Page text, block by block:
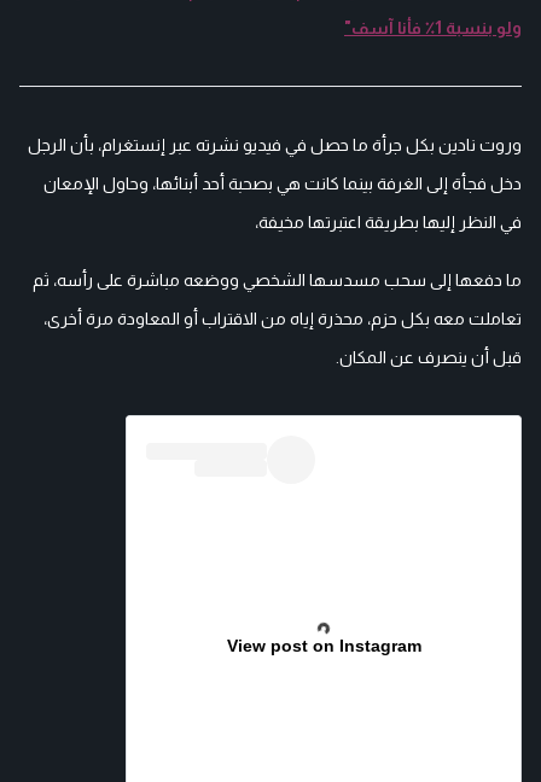
ولو بنسبة 1٪ فأنا آسف"
وروت نادين بكل جرأة ما حصل في فيديو نشرته عبر إنستغرام، بأن الرجل
دخل فجأة إلى الغرفة بينما كانت هي بصحبة أحد أبنائها، وحاول الإمعان
في النظر إليها بطريقة اعتبرتها مخيفة،
ما دفعها إلى سحب مسدسها الشخصي ووضعه مباشرة على رأسه، ثم
تعاملت معه بكل حزم، محذرة إياه من الاقتراب أو المعاودة مرة أخرى،
قبل أن ينصرف عن المكان.
View post on Instagram